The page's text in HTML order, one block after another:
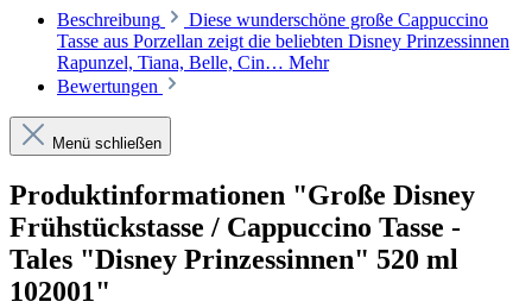
Beschreibung
Diese wunderschöne große Cappuccino
Tasse aus Porzellan zeigt die beliebten Disney Prinzessinnen
Rapunzel, Tiana, Belle, Cin… Mehr
Bewertungen
Menü schließen
Produktinformationen "Große Disney
Frühstückstasse / Cappuccino Tasse -
Tales "Disney Prinzessinnen" 520 ml
102001"